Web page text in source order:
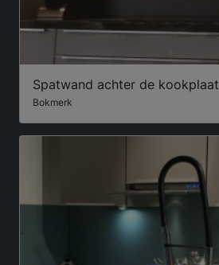
Spatwand achter de kookplaat
Bokmerk